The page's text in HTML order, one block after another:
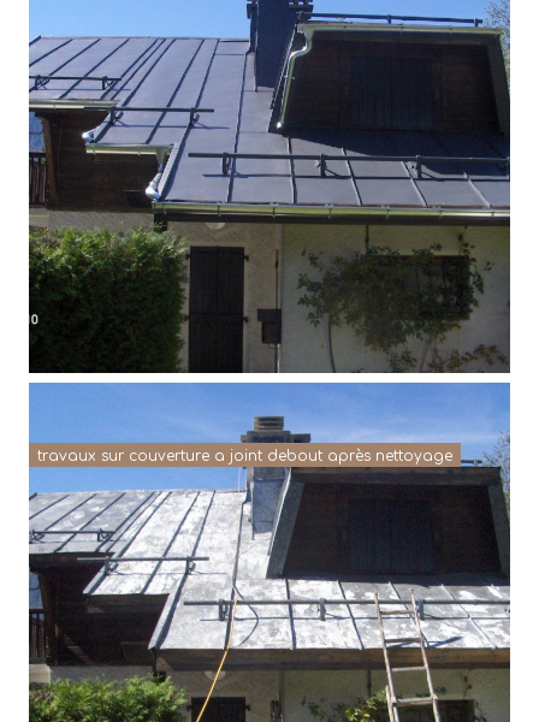
travaux sur couverture a joint debout après nettoyage